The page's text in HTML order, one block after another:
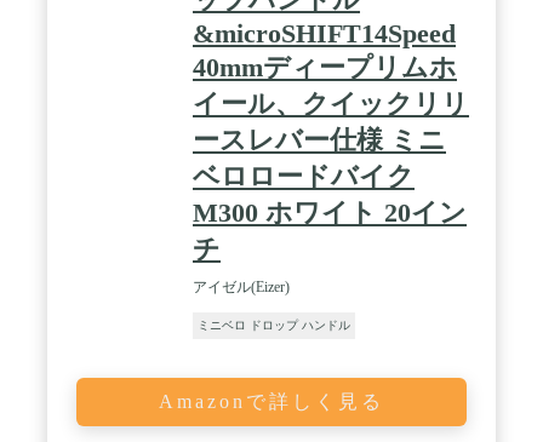
&microSHIFT14Speed
40mmディープリムホ
イール、クイックリリ
ースレバー仕様 ミニ
ベロロードバイク
M300 ホワイト 20イン
チ
アイゼル(Eizer)
ミニベロ ドロップ ハンドル
Amazonで詳しく見る